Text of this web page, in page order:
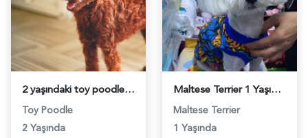
2 yaşındaki toy poodle cinsi cipse dişi eş ariyorum - 118984049
Toy Poodle
2 Yaşında
Maltese Terrier 1 Yaşında Eş Arıyor - 118983975
Maltese Terrier
1 Yaşında